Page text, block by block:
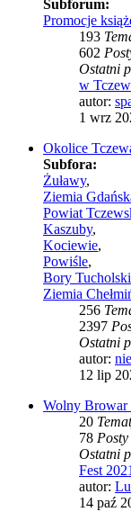
Subforum:
Promocje
193
602
Ostatni
w
autor:
1 wrz
Okolice
Subfora:
Żuławy,
Ziemia
Powiat
Kaszuby,
Kociewie,
Powiśle,
Bory
Ziemia
256
2397
Ostatni
autor:
12 lip
Wolny Browar
20
78 Posty
Ostatni
Fest 2021
autor:
14 paź